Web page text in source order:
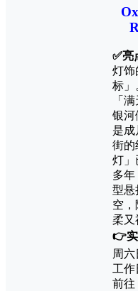
✅亮
灯饰
标」
「
银河
是成
街的
灯」
多年
型悬
空，
柔又
👉实
周
工作
前往